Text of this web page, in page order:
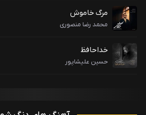
مرگ خاموش
محمد رضا منصوری
خداحافظ
حسین علیشاپور